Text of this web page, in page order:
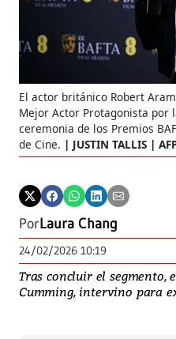
El actor británico Robert
Mejor Actor Protagonista por
ceremonia de los Premios
de Cine.
JUSTIN TALLIS |
PorLaura Chang
24/02/2026 10:19
Tras concluir el segmento,
Cumming, intervino para